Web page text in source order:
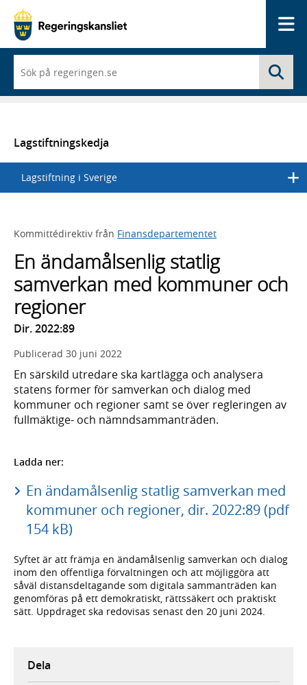
du
börjar
skriva
en
lista
med
sökförslag
Lagstiftningskedja
Lagstiftning i Sverige
Kommittédirektiv från Finansdepartementet
En ändamålsenlig statlig
samverkan med kommuner och
regioner
Dir. 2022:89
Publicerad 30 juni 2022
En särskild utredare ska kartlägga och analysera
statens former för samverkan och dialog med
kommuner och regioner samt se över regleringen av
fullmäktige- och nämndsammanträden.
Ladda ner:
En ändamålsenlig statlig samverkan med
kommuner och regioner, dir. 2022:89 (pdf
154 kB)
Syftet är att främja en ändamålsenlig samverkan och dialog
inom den offentliga förvaltningen och att möjliggöra att
såväl distans­deltagande som digitala samman­träden kan
genomföras på ett demokratiskt, rättssäkert och praktiskt
sätt. Uppdraget ska redovisas senast den 20 juni 2024.
Dela